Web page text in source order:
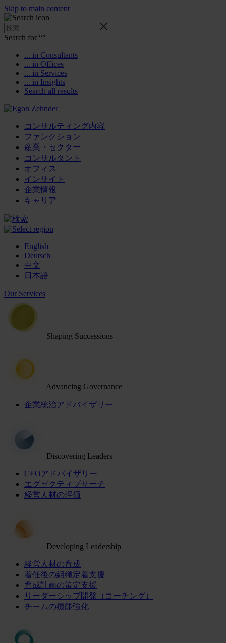
Skip to main content
Search for “”
... in Consultants
... in Offices
... in Services
... in Insights
Search all results
コンサルティング内容
ファンクション
産業・セクター
コンサルタント
オフィス
インサイト
企業情報
キャリア
English
Deutsch
中文
日本語
Our Services
Shaping Successions
Advancing Governance
企業統治アドバイザリー
Discovering Leaders
CEOアドバイザリー
エグゼクティブサーチ
経営人材の評価
Developing Leadership
経営人材の育成
着任後の組織定着支援
育成計画の策定支援
リーダーシップ開発（コーチング）
チームの機能強化